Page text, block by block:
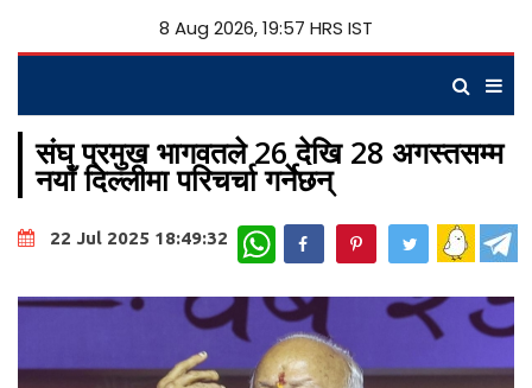
8 Aug 2026, 19:57 HRS IST
संघ प्रमुख भागवतले 26 देखि 28 अगस्तसम्म
नयॉं दिल्लीमा परिचर्चा गर्नेछन्
22 Jul 2025 18:49:32 WhatsApp